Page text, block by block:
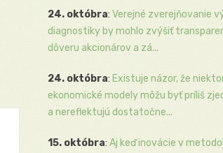
24. októbra: Verejné zverejňovanie
diagnostiky by mohlo zvýšiť
dôveru akcionárov a zá...
24. októbra: Existuje názor, že
ekonomické modely môžu byť príliš
a nereflektujú dostatočne...
15. októbra: Aj keď inovácie v